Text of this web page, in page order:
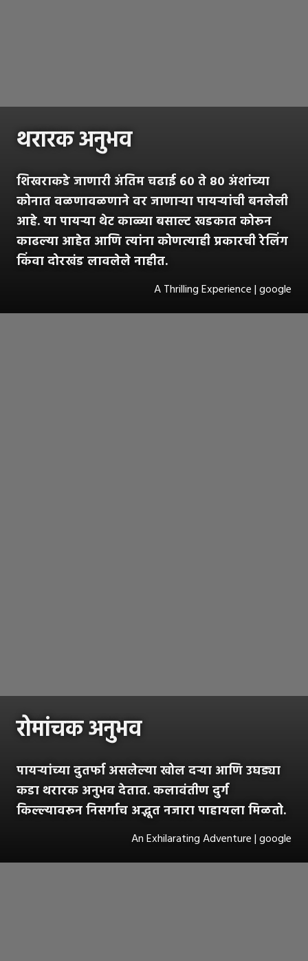
थरारक अनुभव
शिखराकडे जाणारी अंतिम चढाई ६० ते ८० अंशांच्या
कोनात वळणावळणाने वर जाणाऱ्या पायऱ्यांची बनलेली
आहे. या पायऱ्या थेट काळ्या बसाल्ट खडकात कोरून
काढल्या आहेत आणि त्यांना कोणत्याही प्रकारची रेलिंग
किंवा दोरखंड लावलेले नाहीत.
A Thrilling Experience | google
रोमांचक अनुभव
पायऱ्यांच्या दुतर्फा असलेल्या खोल दऱ्या आणि उघड्या
कडा थरारक अनुभव देतात. कलावंतीण दुर्ग
किल्ल्यावरून निसर्गाच अद्भूत नजारा पाहायला मिळतो.
An Exhilarating Adventure | google